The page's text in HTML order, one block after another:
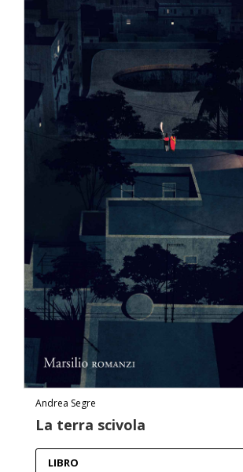
Andrea Segre
La terra scivola
LIBRO